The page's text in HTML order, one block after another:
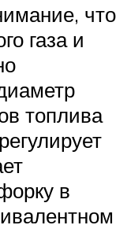
что
газа и
топлива
в